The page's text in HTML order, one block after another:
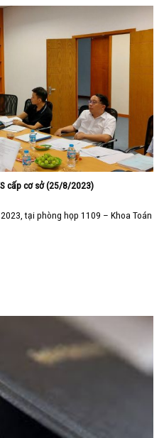
cấp cơ sở (25/8/2023)
tại phòng họp 1109 – Khoa Toán